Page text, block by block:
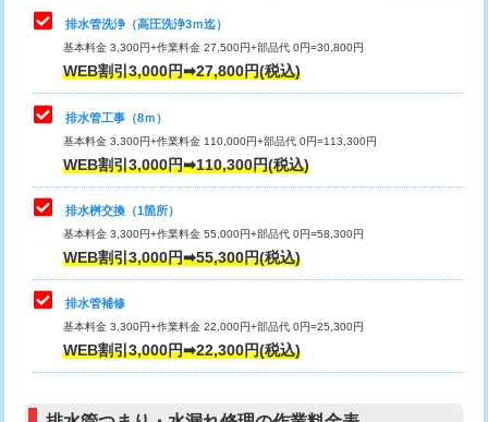
排水管工事（追加 排水管工事/3ｍ超
え）
マス交換（土の掘削・埋め戻し作業）
マス交換（深さ50㎝未満）
マス交換（深さ50㎝以上）
コンクリート斫り（厚さ10㎝まで）
コンクリート斫り（厚さ10㎝超え）
モルタル補修（厚さ10㎝まで）
モルタル補修（厚さ10㎝超え）
理・調整・分解・加工など（中作業）
止水・漏水調査・防水処理・清掃・修
理・調整・分解・加工など（重作業）
33,000円
その他部品の脱着
交換・取付（タンク）
交換・取付(単水栓（壁付・デッキ
式）)
交換・取付(混合水栓（壁付・デッキ
式・ワンホール）)
16,500円+材料費
交換・取付(排水栓・排水トラップ
交換・取付（その他部品） 11,000円+材料費
排水管洗浄（高圧洗浄3ｍ迄）
基本料金 3,300円+作業料金 27,500円+部品代 0円=30,800円
WEB割引3,000円➡27,800円(税込)
排水管工事（8ｍ）
基本料金 3,300円+作業料金 110,000円+部品代 0円=113,300円
WEB割引3,000円➡110,300円(税込)
排水桝交換（1箇所）
基本料金 3,300円+作業料金 55,000円+部品代 0円=58,300円
WEB割引3,000円➡55,300円(税込)
排水管補修
基本料金 3,300円+作業料金 22,000円+部品代 0円=25,300円
WEB割引3,000円➡22,300円(税込)